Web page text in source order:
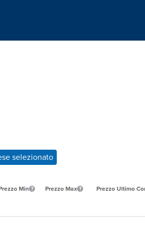
selezionato
Min Prezzo Max Prezzo Ultimo